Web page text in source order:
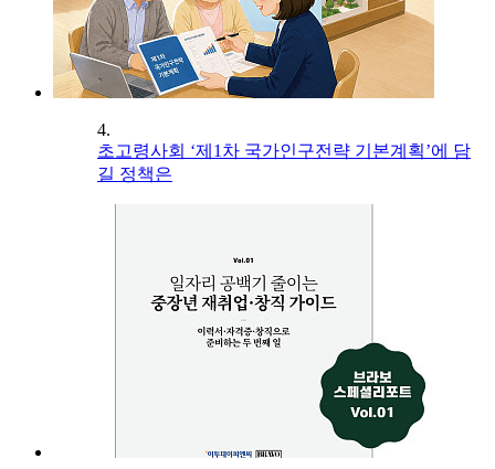
4.
초고령사회 ‘제1차 국가인구전략 기본계획’에 담
길 정책은